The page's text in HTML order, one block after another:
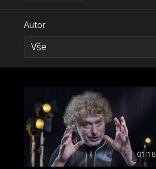
Autor
01:16